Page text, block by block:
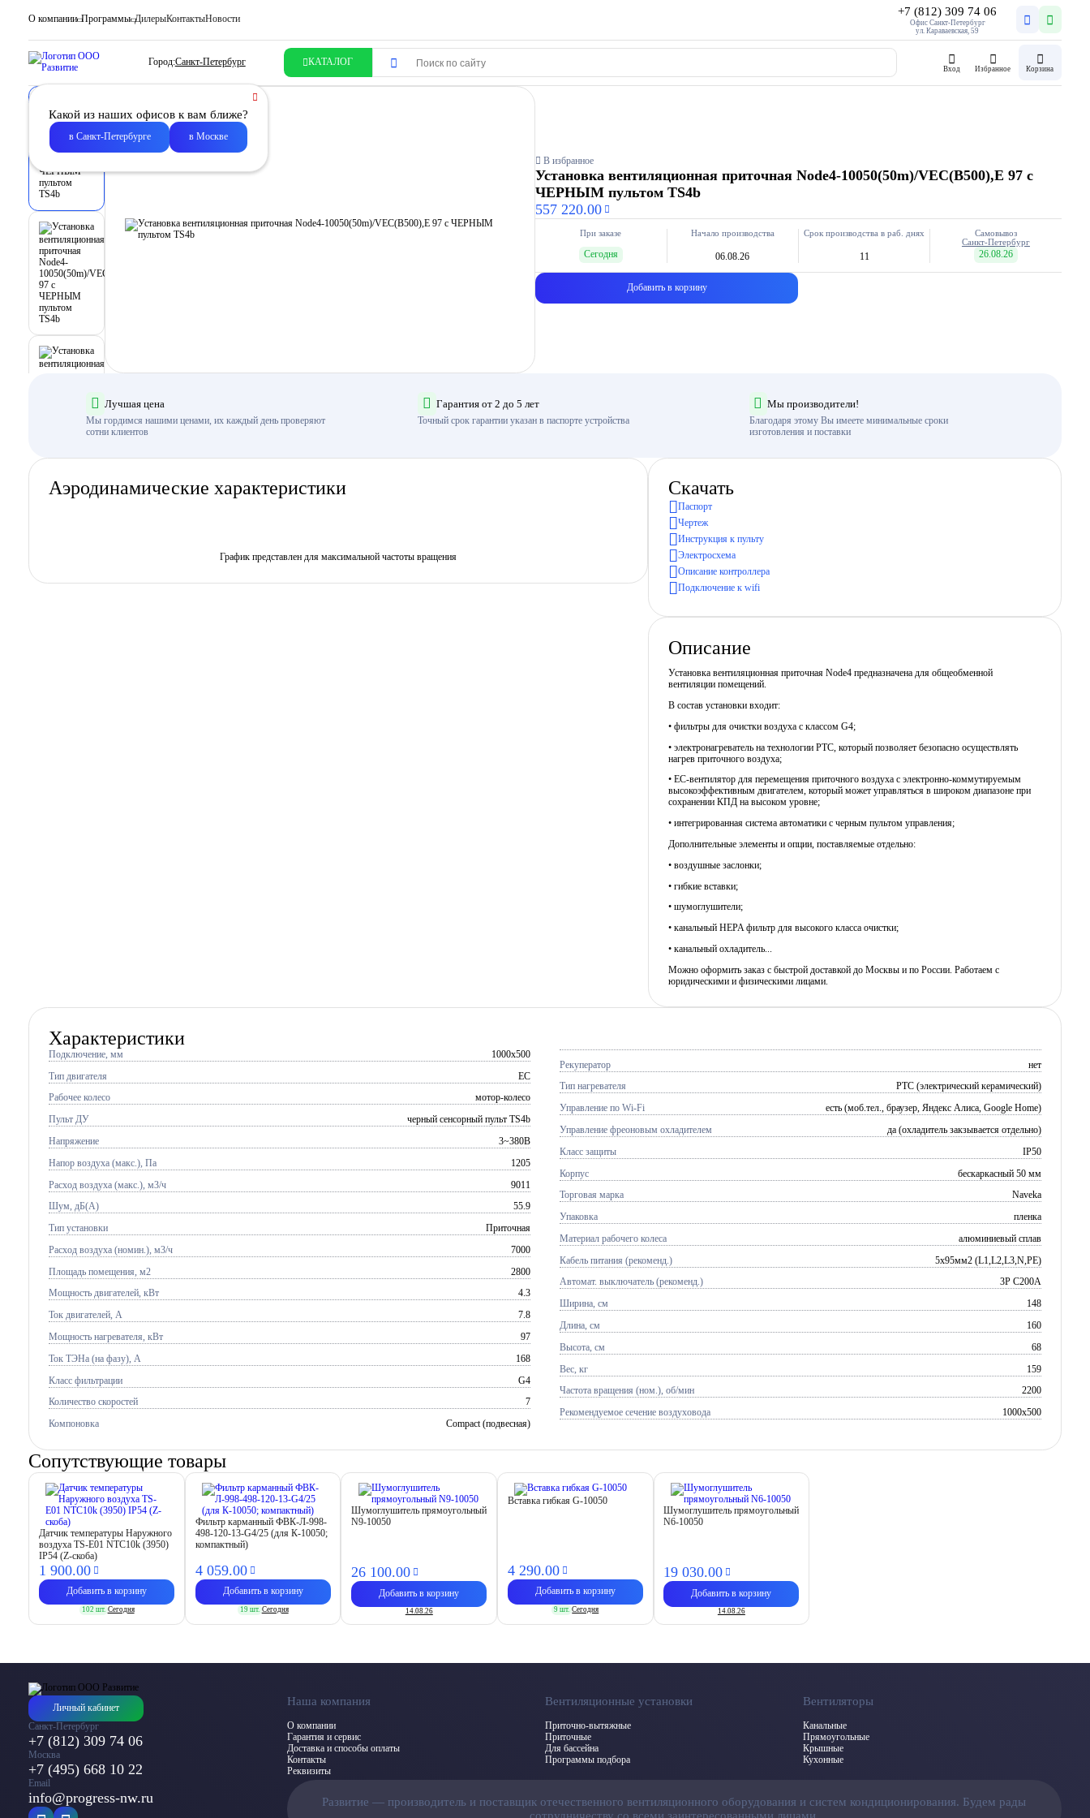
О компании Программы ДилерыКонтактыНовости
+7 (812) 309 74 06
Офис Санкт-Петербург
ул. Караваевская, 59
Город:Санкт-Петербург КАТАЛОГ
Вход Избранное Корзина
Какой из наших офисов к вам ближе?
в Санкт-Петербурге в Москве
В избранное
Установка вентиляционная приточная Node4-10050(50m)/VEC(B500),E 97 с
ЧЕРНЫМ пультом TS4b
557 220.00
При заказе
Сегодня
Начало производства
06.08.26
Срок производства в раб. днях
11
Самовывоз
Санкт-Петербург
26.08.26
Добавить в корзину
Лучшая цена
Мы гордимся нашими ценами, их каждый день проверяют
сотни клиентов
Гарантия от 2 до 5 лет
Точный срок гарантии указан в паспорте устройства
Мы производители!
Благодаря этому Вы имеете минимальные сроки
изготовления и поставки
Аэродинамические характеристики
График представлен для максимальной частоты вращения
Скачать
Паспорт
Чертеж
Инструкция к пульту
Электросхема
Описание контроллера
Подключение к wifi
Описание
Установка вентиляционная приточная Node4 предназначена для общеобменной
вентиляции помещений.
В состав установки входит:
• фильтры для очистки воздуха с классом G4;
• электронагреватель на технологии PTC, который позволяет безопасно осуществлять
нагрев приточного воздуха;
• EC-вентилятор для перемещения приточного воздуха c электронно-коммутируемым
высокоэффективным двигателем, который может управляться в широком диапазоне при
сохранении КПД на высоком уровне;
• интегрированная система автоматики с черным пультом управления;
Дополнительные элементы и опции, поставляемые отдельно:
• воздушные заслонки;
• гибкие вставки;
• шумоглушители;
• канальный HEPA фильтр для высокого класса очистки;
• канальный охладитель...
Можно оформить заказ с быстрой доставкой до Москвы и по России. Работаем с
юридическими и физическими лицами.
Характеристики
Подключение, мм 1000x500
Тип двигателя EC
Рабочее колесо мотор-колесо
Пульт ДУ черный сенсорный пульт TS4b
Напряжение 3~380В
Напор воздуха (макс.), Па 1205
Расход воздуха (макс.), м3/ч 9011
Шум, дБ(А) 55.9
Тип установки Приточная
Расход воздуха (номин.), м3/ч 7000
Площадь помещения, м2 2800
Мощность двигателей, кВт 4.3
Ток двигателей, А 7.8
Мощность нагревателя, кВт 97
Ток ТЭНа (на фазу), А 168
Класс фильтрации G4
Количество скоростей 7
Компоновка Compact (подвесная)
Рекуператор нет
Тип нагревателя PTC (электрический керамический)
Управление по Wi-Fi есть (моб.тел., браузер, Яндекс Алиса, Google Home)
Управление фреоновым охладителем да (охладитель закзывается отдельно)
Класс защиты IP50
Корпус бескаркасный 50 мм
Торговая марка Naveka
Упаковка пленка
Материал рабочего колеса алюминиевый сплав
Кабель питания (рекоменд.) 5х95мм2 (L1,L2,L3,N,PE)
Автомат. выключатель (рекоменд.) 3P C200A
Ширина, см 148
Длина, см 160
Высота, см 68
Вес, кг 159
Частота вращения (ном.), об/мин 2200
Рекомендуемое сечение воздуховода 1000x500
Сопутствующие товары
Датчик температуры Наружного
воздуха TS-E01 NTC10k (3950)
IP54 (Z-скоба)
1 900.00
Добавить в корзину
102 шт. Сегодня
Фильтр карманный ФВК-Л-998-
498-120-13-G4/25 (для К-10050;
компактный)
4 059.00
Добавить в корзину
19 шт. Сегодня
Шумоглушитель прямоугольный
N9-10050
26 100.00
Добавить в корзину
14.08.26
Вставка гибкая G-10050
4 290.00
Добавить в корзину
9 шт. Сегодня
Шумоглушитель прямоугольный
N6-10050
19 030.00
Добавить в корзину
14.08.26
Личный кабинет
Санкт-Петербург
+7 (812) 309 74 06
Москва
+7 (495) 668 10 22
Email
info@progress-nw.ru
Наша компания
О компании
Гарантия и сервис
Доставка и способы оплаты
Контакты
Реквизиты
Вентиляционные установки
Приточно-вытяжные
Приточные
Для бассейна
Программы подбора
Вентиляторы
Канальные
Прямоугольные
Крышные
Кухонные
Развитие — производитель и поставщик отечественного вентиляционного оборудования и систем кондиционирования. Будем рады